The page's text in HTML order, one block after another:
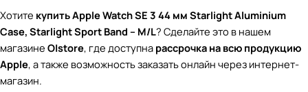
Хотите купить Apple Watch SE 3 44 мм Starlight Aluminium
Case, Starlight Sport Band – M/L? Сделайте это в нашем
магазине O|store, где доступна рассрочка на всю продукцию
Apple, а также возможность заказать онлайн через интернет-
магазин.